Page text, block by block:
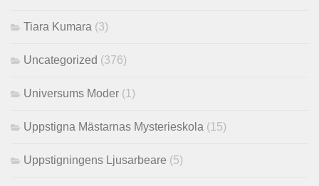
Tiara Kumara (3)
Uncategorized (376)
Universums Moder (1)
Uppstigna Mästarnas Mysterieskola (15)
Uppstigningens Ljusarbeare (5)